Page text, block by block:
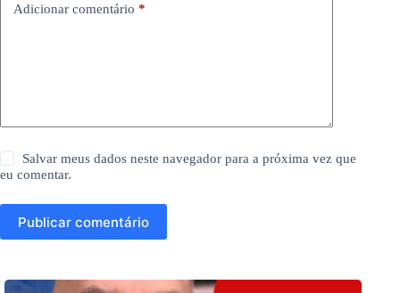
Adicionar comentário *
Salvar meus dados neste navegador para a próxima vez que
eu comentar.
Publicar comentário